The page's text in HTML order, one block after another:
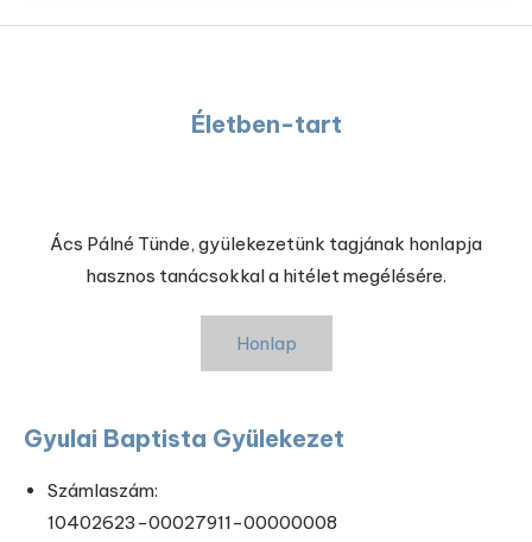
Életben-tart
Ács Pálné Tünde, gyülekezetünk tagjának honlapja
hasznos tanácsokkal a hitélet megélésére.
Honlap
Gyulai Baptista Gyülekezet
Számlaszám:
10402623-00027911-00000008